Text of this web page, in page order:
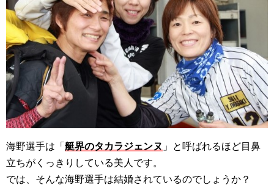
海野選手は「 艇界のタカラジェンヌ 」と呼ばれるほど目鼻
立ちがくっきりしている美人です。
では、そんな海野選手は結婚されているのでしょうか？